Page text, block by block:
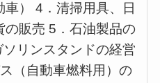
車） 4．清掃用具、日
の販売 5．石油製品の
リンスタンドの経営
（自動車燃料用）の